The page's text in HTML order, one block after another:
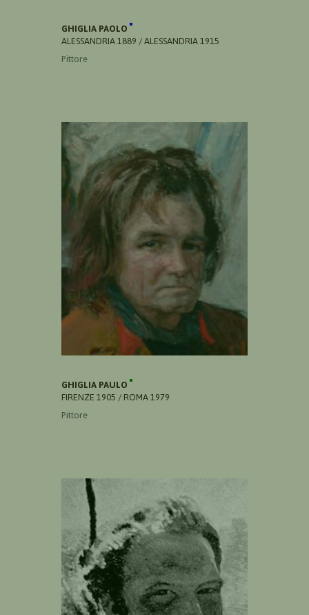
GHIGLIA PAOLO
ALESSANDRIA 1889 / ALESSANDRIA 1915
Pittore
GHIGLIA PAULO
FIRENZE 1905 / ROMA 1979
Pittore